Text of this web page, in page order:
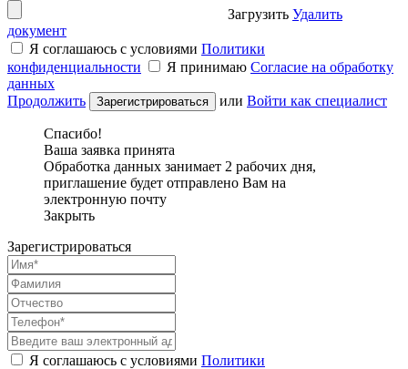
Загрузить Удалить
документ
Я соглашаюсь с условиями Политики
конфиденциальности
Я принимаю Согласие на обработку
данных
Продолжить
или Войти как специалист
Спасибо!
Ваша заявка принята
Обработка данных занимает 2 рабочих дня,
приглашение будет отправлено Вам на
электронную почту
Закрыть
Зарегистрироваться
Я соглашаюсь с условиями Политики